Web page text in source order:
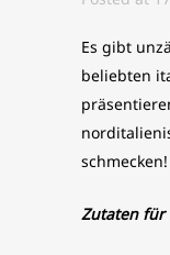
Es gibt
beliebten
schmecken!
Zutaten für